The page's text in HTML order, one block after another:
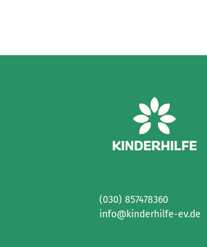
(030) 857478360
info@kinderhilfe-ev.de